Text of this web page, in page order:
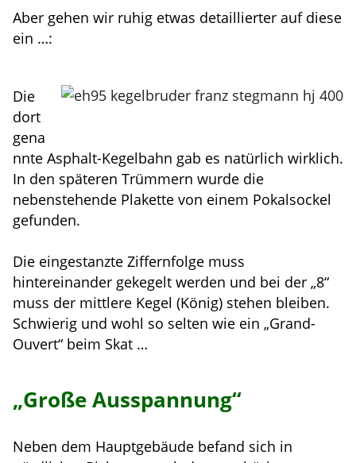
Aber gehen wir ruhig etwas detaillierter auf diese
ein …:
Die
dort
gena
nnte Asphalt-Kegelbahn gab es natürlich wirklich.
In den späteren Trümmern wurde die
nebenstehende Plakette von einem Pokalsockel
gefunden.
Die eingestanzte Ziffernfolge muss
hintereinander gekegelt werden und bei der „8“
muss der mittlere Kegel (König) stehen bleiben.
Schwierig und wohl so selten wie ein „Grand-
Ouvert“ beim Skat …
„Große Ausspannung“
Neben dem Hauptgebäude befand sich in